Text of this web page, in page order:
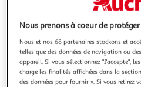
Nous prenons à coeur de
Nous et nos 68 partenaires stockons et
telles que des données de navigation ou
appareil. Si vous sélectionnez "J'accepte",
charge les finalités affichées dans la
des données pour fournir ». Si vous retirez